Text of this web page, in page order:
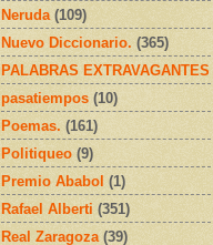
Neruda (109)
Nuevo Diccionario. (365)
PALABRAS EXTRAVAGANTES
pasatiempos (10)
Poemas. (161)
Politiqueo (9)
Premio Ababol (1)
Rafael Alberti (351)
Real Zaragoza (39)